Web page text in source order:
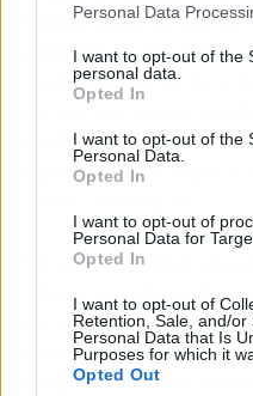
Personal Data
I want to opt-out of the
personal data.
Opted In
I want to opt-out of the
Personal Data.
Opted In
I want to opt-out of
Personal Data for
Opted In
I want to opt-out of
Retention, Sale, and/or
Personal Data that Is
Purposes for which it
Opted Out
estructural de QA, no
mientras tanto,
Copilot hasta en la
de inicio y
nadie pidió. A lo
algún recurso a que
La pregunta real:
aguantar la base de
de apretar de verdad
personal roto es un
empresa rotos el